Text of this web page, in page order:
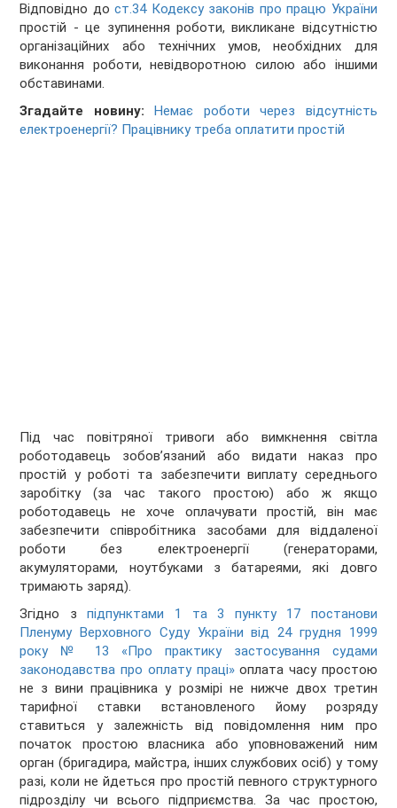
Відповідно дост.34 Кодексу законів про працю України
простій - це зупинення роботи, викликане відсутністю
організаційних або технічних умов, необхідних для
виконання роботи, невідворотною силою або іншими
обставинами.
Згадайте новину:
Немає роботи через відсутність
електроенергії? Працівнику треба оплатити простій
Під час повітряної тривоги або вимкнення світла
роботодавець зобов’язаний або видати наказ про
простій у роботі та забезпечити виплату середнього
заробітку (за час такого простою) або ж якщо
роботодавець не хоче оплачувати простій, він має
забезпечити співробітника засобами для віддаленої
роботи без електроенергії (генераторами,
акумуляторами, ноутбуками з батареями, які довго
тримають заряд).
Згідно зпідпунктами 1 та 3 пункту 17 постанови
Пленуму Верховного Суду України від 24 грудня 1999
року № 13 «Про практику застосування судами
законодавства про оплату праці»оплата часу простою
не з вини працівника у розмірі не нижче двох третин
тарифної ставки встановленого йому розряду
ставиться у залежність від повідомлення ним про
початок простою власника або уповноважений ним
орган (бригадира, майстра, інших службових осіб) у тому
разі, коли не йдеться про простій певного структурного
підрозділу чи всього підприємства. За час простою,